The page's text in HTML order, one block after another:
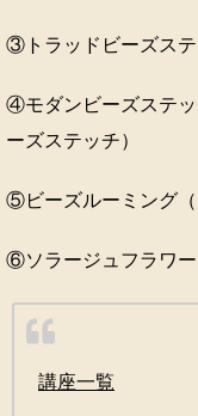
③トラッドビーズステ
④モダンビーズステ
ーズステッチ）
⑤ビーズルーミング（
⑥ソラージュフラワ
講座一覧